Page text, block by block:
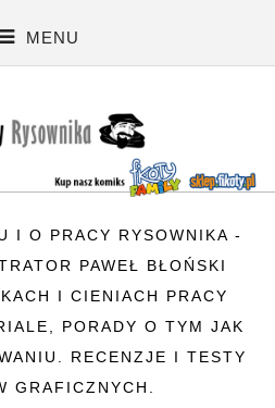
MENU
I O PRACY RYSOWNIKA -
PAWEŁ BŁOŃSKI
I CIENIACH PRACY
PORADY O TYM JAK
RECENZJE I TESTY
GRAFICZNYCH.